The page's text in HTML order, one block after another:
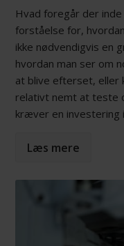
Hvad foregår der
forståelse for,
ikke nødvendigvis en
hvordan man ser om
at blive efterset, eller
relativt nemt at teste
kræver en
Læs mere